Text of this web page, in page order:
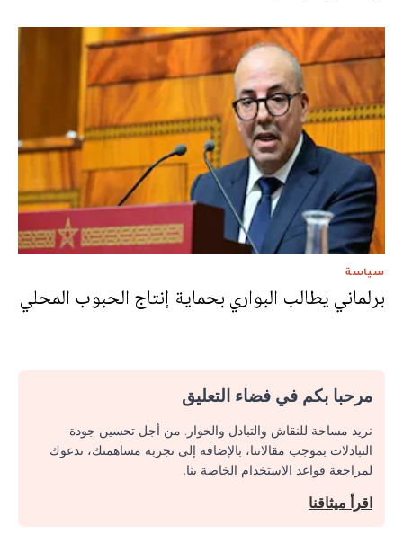
سياسة
برلماني يطالب البواري بحماية إنتاج الحبوب المحلي
مرحبا بكم في فضاء التعليق
نريد مساحة للنقاش والتبادل والحوار. من أجل تحسين جودة
التبادلات بموجب مقالاتنا، بالإضافة إلى تجربة مساهمتك، ندعوك
لمراجعة قواعد الاستخدام الخاصة بنا.
اقرأ ميثاقنا